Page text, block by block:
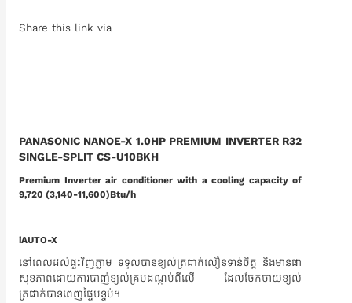
Share this link via
PANASONIC NANOE-X 1.0HP PREMIUM INVERTER R32
SINGLE-SPLIT CS-U10BKH
Premium Inverter air conditioner with a cooling capacity of
9,720 (3,140-11,600)Btu/h
iAUTO-X
នៅពេលដល់ផ្ទះវិញភ្លាម ទទួលបានខ្យល់ត្រជាក់លឿនទាន់ចិត្ត និងមានផា
សុខភាពដោយការបាញ់ខ្យល់គ្របដណ្តប់ពីលើ ដែលចែកចាយខ្យល់
ត្រជាក់បានពេញផ្ទៃបន្ទប់។